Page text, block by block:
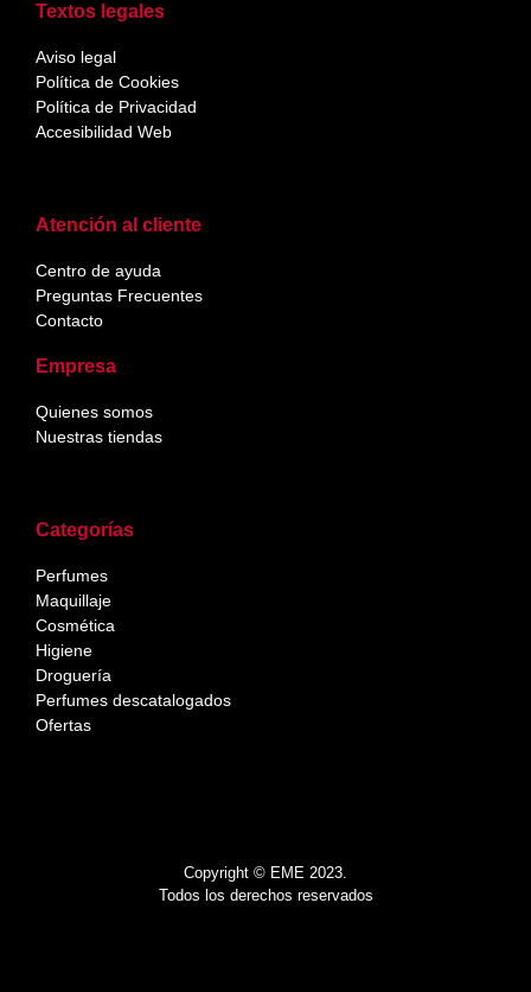
Copyright © EME 2023.
Todos los derechos reservados
Categorías
Perfumes
Maquillaje
Cosmética
Higiene
Droguería
Perfumes descatalogados
Ofertas
Atención al cliente
Centro de ayuda
Preguntas Frecuentes
Contacto
Empresa
Quienes somos
Nuestras tiendas
Textos legales
Aviso legal
Política de Cookies
Política de Privacidad
Accesibilidad Web